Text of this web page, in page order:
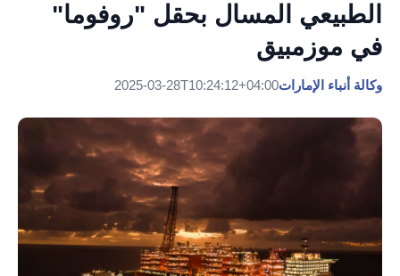
الطبيعي المسال بحقل "روفوما"
في موزمبيق
وكالة أنباء الإمارات2025-03-28T10:24:12+04:00